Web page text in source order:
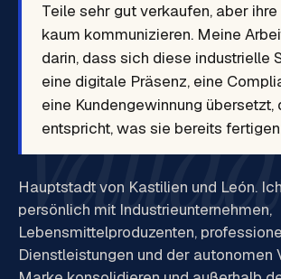
Teile sehr gut verkaufen, aber
kaum kommunizieren. Meine
darin, dass sich diese industrielle
eine digitale Präsenz, eine
eine Kundengewinnung übersetzt,
entspricht, was sie bereits
Hauptstadt von Kastilien und León.
persönlich mit Industrieunternehmen,
Lebensmittelproduzenten,
Dienstleistungen und der autonomen